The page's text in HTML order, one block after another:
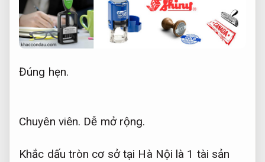
Đúng hẹn.
Chuyên viên. Dễ mở rộng.
Khắc dấu tròn cơ sở tại Hà Nội là 1 tài sản